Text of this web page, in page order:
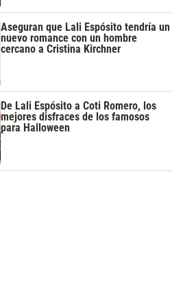
Aseguran que Lali Espósito tendría un
nuevo romance con un hombre
cercano a Cristina Kirchner
De Lali Espósito a Coti Romero, los
mejores disfraces de los famosos
para Halloween